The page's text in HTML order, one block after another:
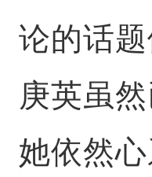
论的话
庚英虽
她依然